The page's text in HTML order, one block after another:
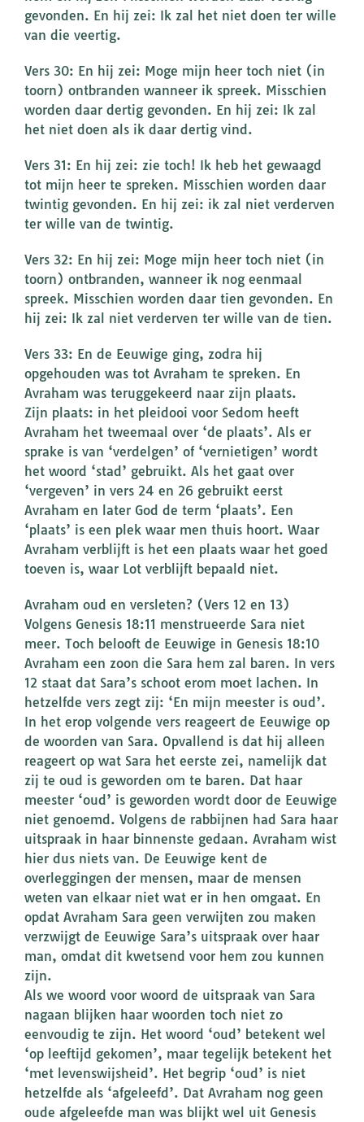
gevonden. En hij zei: Ik zal het niet doen ter wille
van die veertig.
Vers 30: En hij zei: Moge mijn heer toch niet (in
toorn) ontbranden wanneer ik spreek. Misschien
worden daar dertig gevonden. En hij zei: Ik zal
het niet doen als ik daar dertig vind.
Vers 31: En hij zei: zie toch! Ik heb het gewaagd
tot mijn heer te spreken. Misschien worden daar
twintig gevonden. En hij zei: ik zal niet verderven
ter wille van de twintig.
Vers 32: En hij zei: Moge mijn heer toch niet (in
toorn) ontbranden, wanneer ik nog eenmaal
spreek. Misschien worden daar tien gevonden. En
hij zei: Ik zal niet verderven ter wille van de tien.
Vers 33: En de Eeuwige ging, zodra hij
opgehouden was tot Avraham te spreken. En
Avraham was teruggekeerd naar zijn plaats.
Zijn plaats: in het pleidooi voor Sedom heeft
Avraham het tweemaal over ‘de plaats’. Als er
sprake is van ‘verdelgen’ of ‘vernietigen’ wordt
het woord ‘stad’ gebruikt. Als het gaat over
‘vergeven’ in vers 24 en 26 gebruikt eerst
Avraham en later God de term ‘plaats’. Een
‘plaats’ is een plek waar men thuis hoort. Waar
Avraham verblijft is het een plaats waar het goed
toeven is, waar Lot verblijft bepaald niet.
Avraham oud en versleten? (Vers 12 en 13)
Volgens Genesis 18:11 menstrueerde Sara niet
meer. Toch belooft de Eeuwige in Genesis 18:10
Avraham een zoon die Sara hem zal baren. In vers
12 staat dat Sara’s schoot erom moet lachen. In
hetzelfde vers zegt zij: ‘En mijn meester is oud’.
In het erop volgende vers reageert de Eeuwige op
de woorden van Sara. Opvallend is dat hij alleen
reageert op wat Sara het eerste zei, namelijk dat
zij te oud is geworden om te baren. Dat haar
meester ‘oud’ is geworden wordt door de Eeuwige
niet genoemd. Volgens de rabbijnen had Sara haar
uitspraak in haar binnenste gedaan. Avraham wist
hier dus niets van. De Eeuwige kent de
overleggingen der mensen, maar de mensen
weten van elkaar niet wat er in hen omgaat. En
opdat Avraham Sara geen verwijten zou maken
verzwijgt de Eeuwige Sara’s uitspraak over haar
man, omdat dit kwetsend voor hem zou kunnen
zijn.
Als we woord voor woord de uitspraak van Sara
nagaan blijken haar woorden toch niet zo
eenvoudig te zijn. Het woord ‘oud’ betekent wel
‘op leeftijd gekomen’, maar tegelijk betekent het
‘met levenswijsheid’. Het begrip ‘oud’ is niet
hetzelfde als ‘afgeleefd’. Dat Avraham nog geen
oude afgeleefde man was blijkt wel uit Genesis